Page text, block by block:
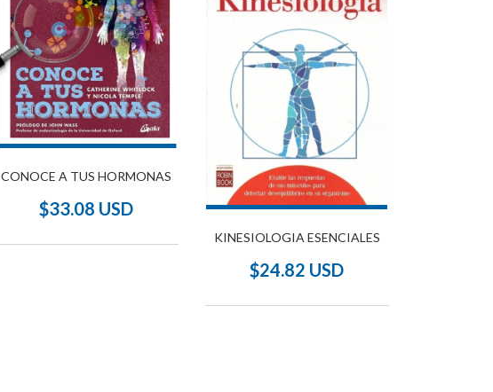
CONOCE A TUS HORMONAS
$33.08 USD
KINESIOLOGIA ESENCIALES
$24.82 USD